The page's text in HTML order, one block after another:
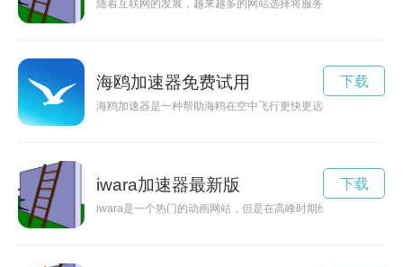
随着互联网的发展，越来越多的网站选择将服务器托管在海外
海鸥加速器免费试用
海鸥加速器是一种帮助海鸥在空中飞行更快更远的科技装置，
下载
iwara加速器最新版
iwara是一个热门的动画网站，但是在高峰时期经常会出现网速
下载